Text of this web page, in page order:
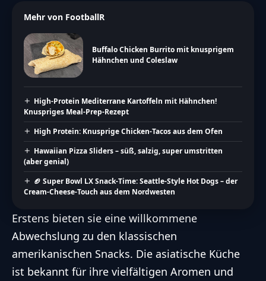
Mehr von FootballR
Buffalo Chicken Burrito mit knusprigem
Hähnchen und Coleslaw
High-Protein Mediterrane Kartoffeln mit Hähnchen!
Knuspriges Meal-Prep-Rezept
High Protein: Knusprige Chicken-Tacos aus dem Ofen
Hawaiian Pizza Sliders – süß, salzig, super umstritten
(aber genial)
🏈 Super Bowl LX Snack-Time: Seattle-Style Hot Dogs – der
Cream-Cheese-Touch aus dem Nordwesten
Erstens bieten sie eine willkommene
Abwechslung zu den klassischen
amerikanischen Snacks. Die asiatische Küche
ist bekannt für ihre vielfältigen Aromen und